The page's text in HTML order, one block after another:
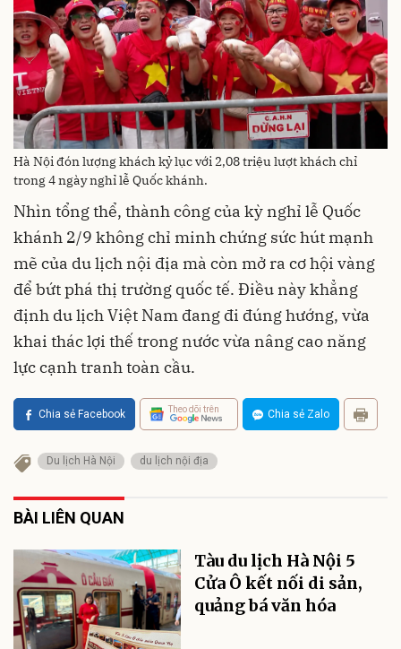
Hà Nội đón lượng khách kỷ lục với 2,08 triệu lượt khách chỉ
trong 4 ngày nghỉ lễ Quốc khánh.
Nhìn tổng thể, thành công của kỳ nghỉ lễ Quốc
khánh 2/9 không chỉ minh chứng sức hút mạnh
mẽ của du lịch nội địa mà còn mở ra cơ hội vàng
để bứt phá thị trường quốc tế. Điều này khẳng
định du lịch Việt Nam đang đi đúng hướng, vừa
khai thác lợi thế trong nước vừa nâng cao năng
lực cạnh tranh toàn cầu.
Chia sẻ Facebook Theo dõi trên Chia sẻ Zalo
Du lịch Hà Nội du lịch nội địa
BÀI LIÊN QUAN
Tàu du lịch Hà Nội 5
Cửa Ô kết nối di sản,
quảng bá văn hóa